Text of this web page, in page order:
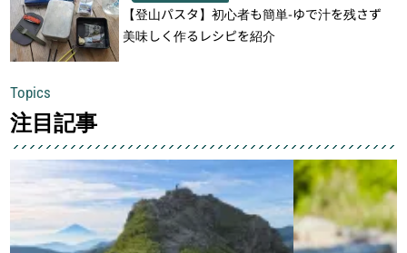
【登山パスタ】初心者も簡単-ゆで汁を残さず
美味しく作るレシピを紹介
Topics
注目記事